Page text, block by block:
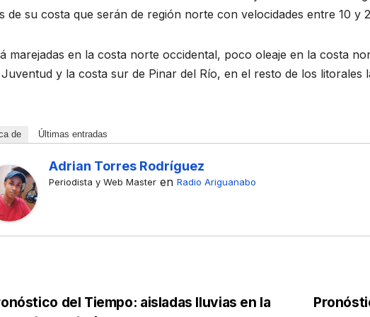
2026
emociones
20 DE JUNIO DE 2026
DAYAMÍ TABARES PÉREZ
de su costa que serán de región norte con velocidades entre 10 y
marejadas en la costa norte occidental, poco oleaje en la costa
y la costa sur de Pinar del Río, en el resto de los litorales
de Últimas entradas
Adrian Torres Rodríguez
Periodista y Web Masteren Radio Ariguanabo
del Tiempo: aisladas lluvias en la